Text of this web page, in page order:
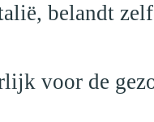
belandt
voor de